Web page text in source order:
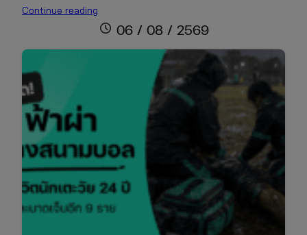
Continue reading
เหตุ
เจ้า
หน้าที่
พร้อม
วิธี
รับมือ
schedule 06 / 08 / 2569